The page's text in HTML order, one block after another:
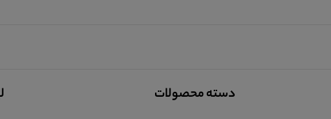
دسته محصولات